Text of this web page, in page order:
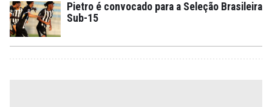
Pietro é convocado para a Seleção Brasileira
Sub-15